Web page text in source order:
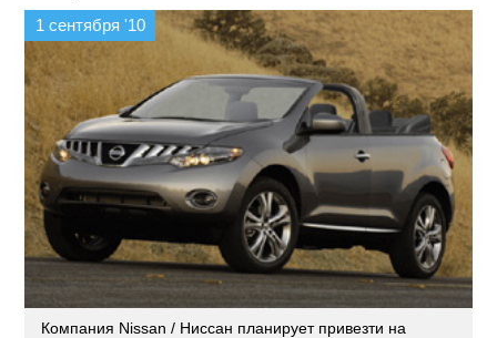
1 сентября '10
Компания Nissan / Ниссан планирует привезти на